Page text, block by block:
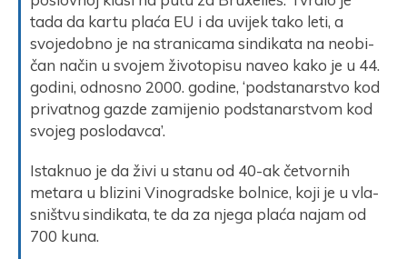
tada da kartu plaća EU i da uvijek tako leti, a
svojedobno je na stranicama sindikata na ne­o­bi­
čan na­čin u svo­jem ži­vo­to­pi­su naveo kako je u 44.
go­di­ni, odno­sno 2000. godine, ‘pod­sta­nar­stvo kod
pri­va­tno­g ga­zde za­mi­je­nio pod­sta­nar­stvom kod
svo­jeg po­slo­dav­ca’.
Istaknuo je da ži­vi u sta­nu od 40-ak če­tvor­nih
me­ta­ra u bli­zi­ni Vi­no­grad­ske bol­ni­ce, ko­ji je u vla­
sništvu sin­di­ka­ta, te da za nje­ga pla­ća na­jam od
700 ku­na.